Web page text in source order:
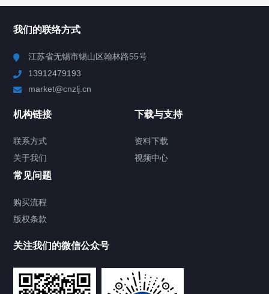
Chiller高精度制冷循环器
TCU温度控制单元
Chiller气体控温系统
Chamber试验箱
我们的联络方式
江苏省无锡市锡山区翰林路55号
13912479193
market@cnzlj.cn
机构链接
联系方式
关于我们
下载与支持
资料下载
视频中心
常见问题
购买流程
版权条款
关注我们的微信公众号